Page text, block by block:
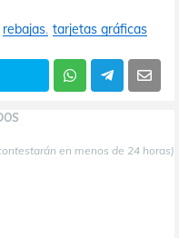
rebajas tarjetas gráficas
en menos de 24 horas)